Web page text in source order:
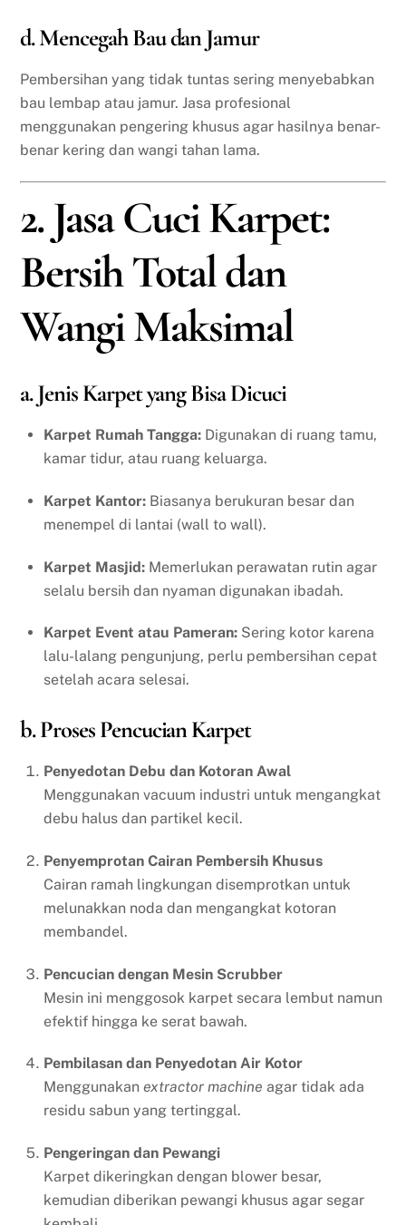
d. Mencegah Bau dan Jamur
Pembersihan yang tidak tuntas sering menyebabkan
bau lembap atau jamur. Jasa profesional
menggunakan pengering khusus agar hasilnya benar-
benar kering dan wangi tahan lama.
2. Jasa Cuci Karpet:
Bersih Total dan
Wangi Maksimal
a. Jenis Karpet yang Bisa Dicuci
Karpet Rumah Tangga: Digunakan di ruang tamu,
kamar tidur, atau ruang keluarga.
Karpet Kantor: Biasanya berukuran besar dan
menempel di lantai (wall to wall).
Karpet Masjid: Memerlukan perawatan rutin agar
selalu bersih dan nyaman digunakan ibadah.
Karpet Event atau Pameran: Sering kotor karena
lalu-lalang pengunjung, perlu pembersihan cepat
setelah acara selesai.
b. Proses Pencucian Karpet
Penyedotan Debu dan Kotoran Awal
Menggunakan vacuum industri untuk mengangkat
debu halus dan partikel kecil.
Penyemprotan Cairan Pembersih Khusus
Cairan ramah lingkungan disemprotkan untuk
melunakkan noda dan mengangkat kotoran
membandel.
Pencucian dengan Mesin Scrubber
Mesin ini menggosok karpet secara lembut namun
efektif hingga ke serat bawah.
Pembilasan dan Penyedotan Air Kotor
Menggunakan extractor machine agar tidak ada
residu sabun yang tertinggal.
Pengeringan dan Pewangi
Karpet dikeringkan dengan blower besar,
kemudian diberikan pewangi khusus agar segar